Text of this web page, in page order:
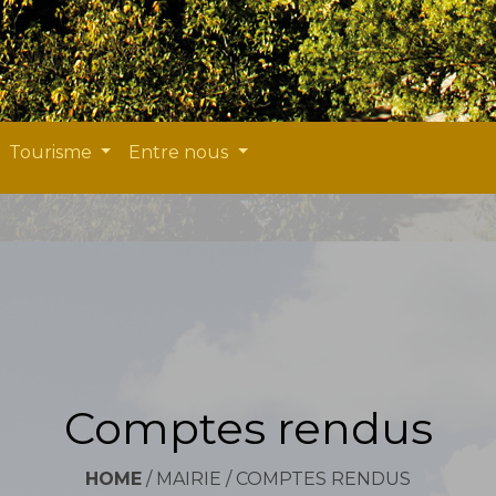
Tourisme Entre nous
Comptes rendus
HOME / MAIRIE / COMPTES RENDUS